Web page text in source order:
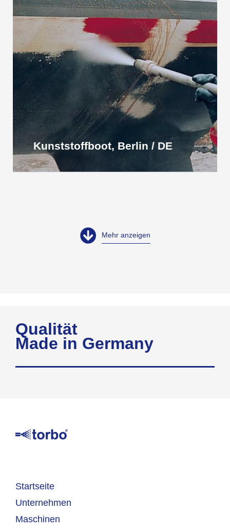
Kunststoffboot, Berlin / DE
Mehr anzeigen
Qualität
Made in Germany
Startseite
Unternehmen
Maschinen